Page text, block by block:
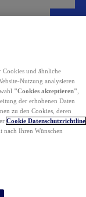
Cookies und ähnliche
Nutzung analysieren
"Cookies akzeptieren"
der erhobenen Daten
zu den Cookies, deren
Cookie Datenschutzrichtline
nach Ihren Wünschen